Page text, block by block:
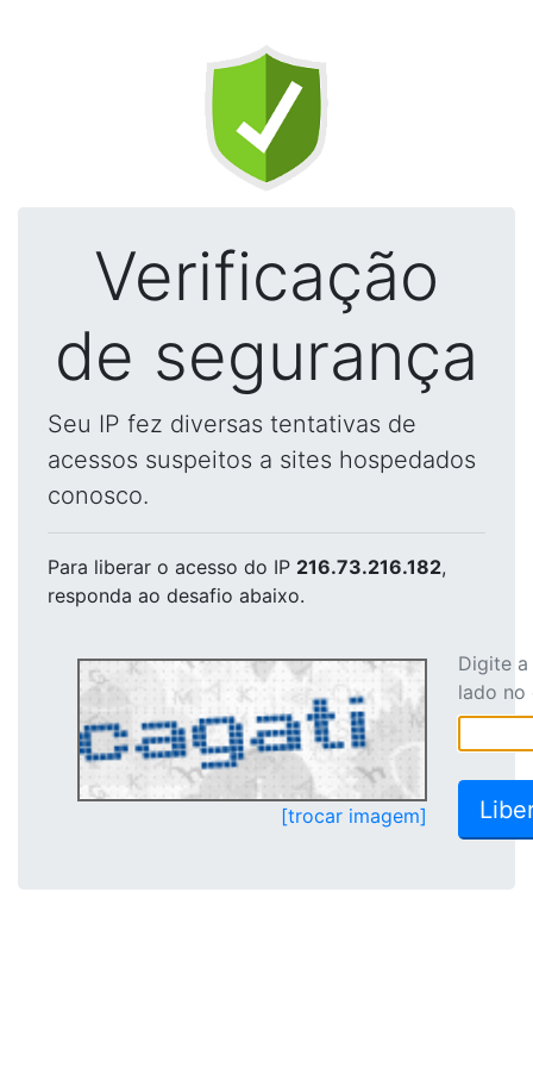
Verificação
de segurança
Seu IP fez diversas tentativas de
acessos suspeitos a sites hospedados
conosco.
Para liberar o acesso do IP 216.73.216.182,
responda ao desafio abaixo.
[trocar imagem]
Digite
lado no